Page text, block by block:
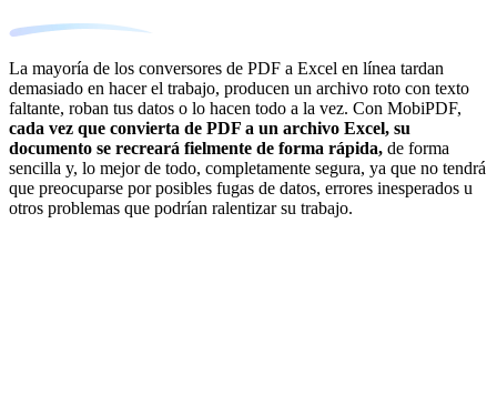
La mayoría de los conversores de PDF a Excel en línea tardan
demasiado en hacer el trabajo, producen un archivo roto con texto
faltante, roban tus datos o lo hacen todo a la vez. Con MobiPDF,
cada vez que convierta de PDF a un archivo Excel, su
documento se recreará fielmente de forma rápida, de forma
sencilla y, lo mejor de todo, completamente segura, ya que no tendrá
que preocuparse por posibles fugas de datos, errores inesperados u
otros problemas que podrían ralentizar su trabajo.